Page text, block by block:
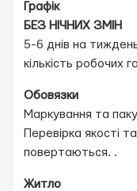
Графік
БЕЗ НІЧНИХ ЗМІН
5-6 днів на
кількість робочих
Обовязки
Маркування та
Перевірка якості
повертаються. .
Житло